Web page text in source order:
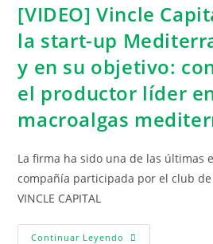
[VIDEO] Vincle
la start-up
y en su objetivo:
el productor líder
macroalgas
La firma ha sido una de las últimas
compañía participada por el club
VINCLE CAPITAL
Continuar Leyendo